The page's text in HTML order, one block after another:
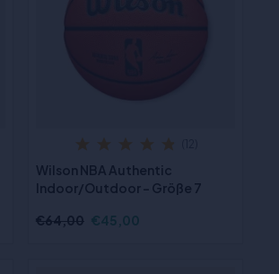
Wilson NBA Authentic
Indoor/Outdoor - Größe 7
€64,00 €45,00